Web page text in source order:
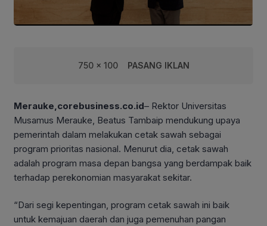
750 x 100 PASANG IKLAN
Merauke,corebusiness.co.id– Rektor Universitas
Musamus Merauke, Beatus Tambaip mendukung upaya
pemerintah dalam melakukan cetak sawah sebagai
program prioritas nasional. Menurut dia, cetak sawah
adalah program masa depan bangsa yang berdampak baik
terhadap perekonomian masyarakat sekitar.
“Dari segi kepentingan, program cetak sawah ini baik
untuk kemajuan daerah dan juga pemenuhan pangan